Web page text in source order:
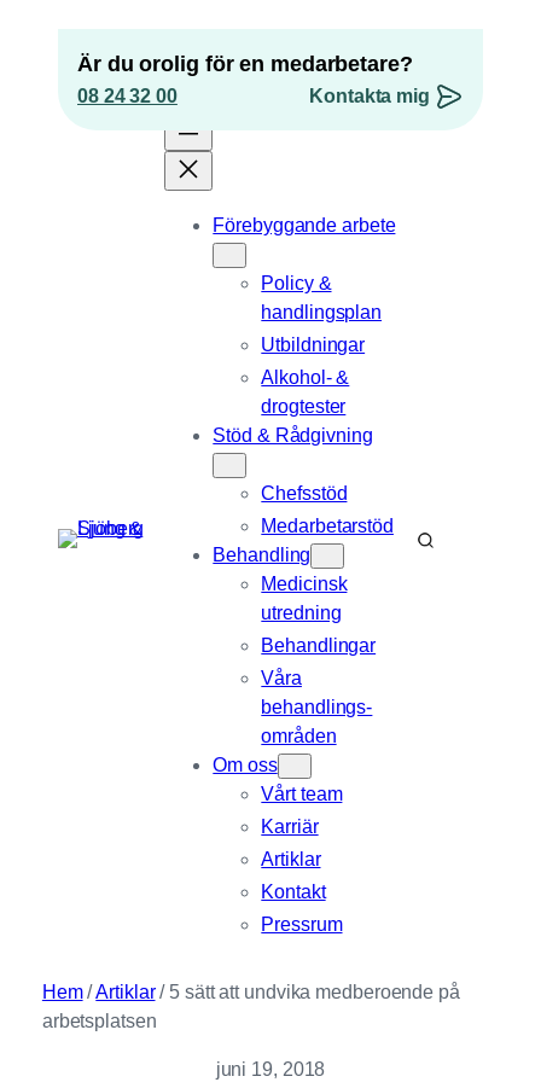
Är du orolig för en medarbetare?
08 24 32 00 Kontakta mig
” anger obligatoriska fält
Detta fält används för valideringsändamål och
ska lämnas oförändrat.
Förebyggande arbete
Policy &
handlingsplan
Utbildningar
Alkohol- &
drogtester
Stöd & Rådgivning
Chefsstöd
Medarbetarstöd
Behandling
Medicinsk
utredning
Behandlingar
Våra
behandlings­
områden
Om oss
Vårt team
Karriär
Artiklar
Kontakt
Pressrum
Hem/Artiklar/ 5 sätt att undvika medberoende på
arbetsplatsen
juni 19, 2018